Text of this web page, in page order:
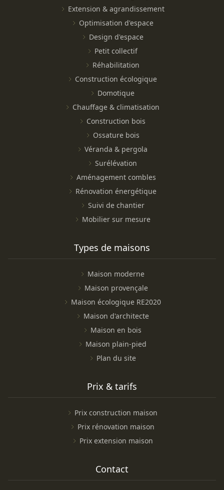
Extension & agrandissement
Optimisation d'espace
Design d'espace
Petit collectif
Réhabilitation
Construction écologique
Domotique
Chauffage & climatisation
Construction bois
Ossature bois
Véranda & pergola
Surélévation
Aménagement combles
Rénovation énergétique
Suivi de chantier
Mobilier sur mesure
Types de maisons
Maison moderne
Maison provençale
Maison écologique RE2020
Maison d'architecte
Maison en bois
Maison plain-pied
Plan du site
Prix & tarifs
Prix construction maison
Prix rénovation maison
Prix extension maison
Contact